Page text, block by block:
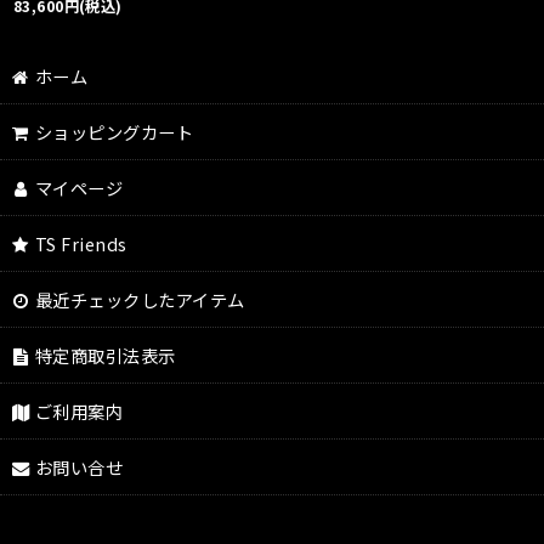
83,600円(税込)
ホーム
ショッピングカート
マイページ
TS Friends
最近チェックしたアイテム
特定商取引法表示
ご利用案内
お問い合せ